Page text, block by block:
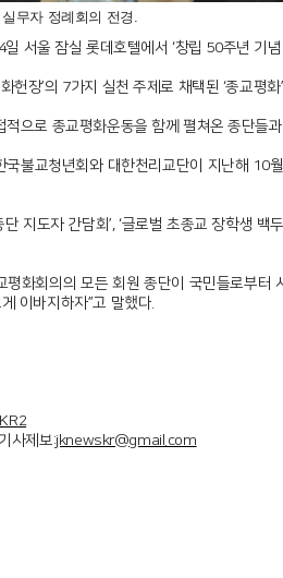
무자 정례회의 전경.
서울 잠실 롯데호텔에서 ‘창립 50주년 기
장’의 7가지 실천 주제로 채택된 ‘종교평화
적으로 종교평화운동을 함께 펼쳐온 종단들
국불교청년회와 대한천리교단이 지난해
지도자 간담회’, ‘글로벌 초종교 장학생
평화회의의 모든 회원 종단이 국민들로부
이바지하자”고 말했다.
사제보:jknewskr@gmail.com